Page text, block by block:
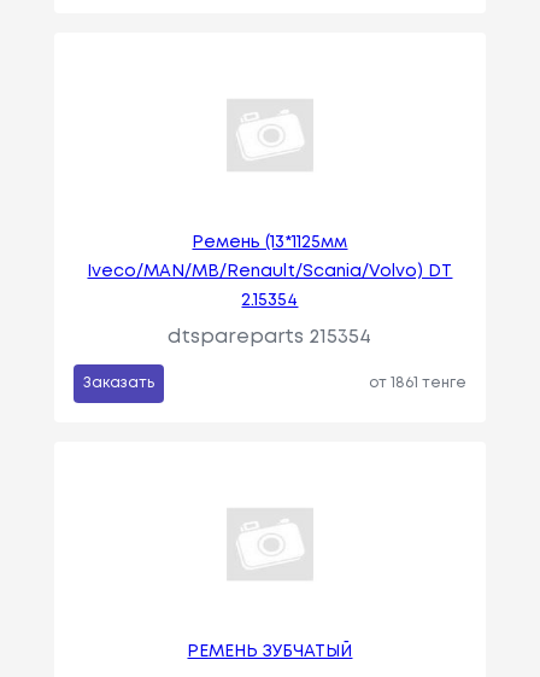
Ремень (13*1125мм
Iveco/MAN/MB/Renault/Scania/Volvo) DT
2.15354
dtspareparts 215354
Заказать от 1861 тенге
РЕМЕНЬ ЗУБЧАТЫЙ